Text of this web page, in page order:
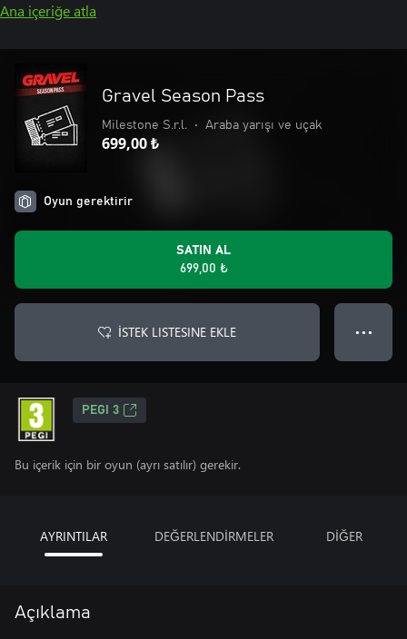
Ana içeriğe atla
Gravel Season Pass
Milestone S.r.l. • Araba yarışı ve uçak
699,00 ₺
Oyun gerektirir
SATIN AL
699,00 ₺
İSTEK LISTESINE EKLE ● ● ●
PEGI 3
Bu içerik için bir oyun (ayrı satılır) gerekir.
AYRINTILAR DEĞERLENDİRMELER DİĞER
Açıklama